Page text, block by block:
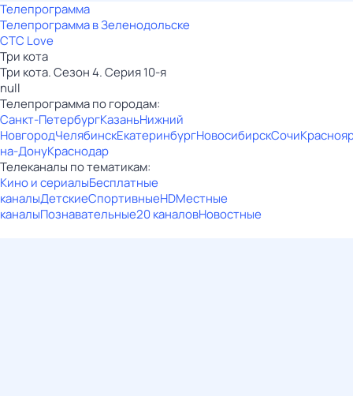
Телепрограмма
Телепрограмма в Зеленодольске
СТС Love
Три кота
Три кота. Сезон 4. Серия 10-я
null
Телепрограмма по городам:
Санкт-ПетербургКазаньНижний
НовгородЧелябинскЕкатеринбургНовосибирскСочи
на-ДонуКраснодар
Телеканалы по тематикам:
Кино и сериалыБесплатные
каналыДетскиеСпортивныеHDМестные
каналыПознавательные20 каналовНовостные